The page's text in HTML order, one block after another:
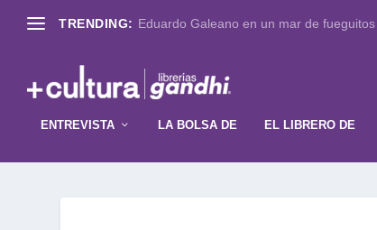
TRENDING: Eduardo Galeano en un mar de fueguitos
ENTREVISTA LA BOLSA DE EL LIBRERO DE